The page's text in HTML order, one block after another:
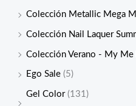
Colección Metallic Mega
Colección Nail Laquer
Colección Verano - My Me
Ego Sale (5)
Gel Color (131)